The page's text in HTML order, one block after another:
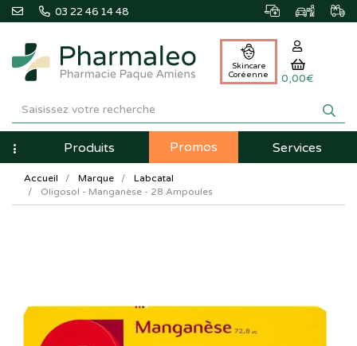
03 22 46 14 48
Pharmaleo
Pharmacie
Paque
Amiens
Skincare
Coréenne
0,00€
NavigationProduits Promos Services
Accueil Marque
Labcatal
Oligosol - Manganèse - 28 Ampoules